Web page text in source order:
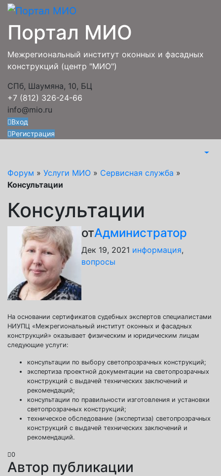
Перейти
содержимому
Портал МИО
Межрегиональный институт оконных и фасадных
конструкций (центр "МИО")
СПб, Шаумяна, 10, БЦ
+7 (812) 326-24-66
info@mio.ru
Вход
Регистрация
Форум » Услуги МИО » Сервисная служба »
Консультации
Консультации
отАдминистратор
Дек 19, 2021 информация,
вопросы
На основании сертификатов судебных экспертов специалистами
НИУПЦ «Межрегиональный институт оконных и фасадных
конструкций» оказывает физическим и юридическим лицам
следующие услуги:
консультации по выбору светопрозрачных конструкций;
экспертиза проектной документации на светопрозрачных
конструкций с выдачей технических заключений и
рекомендаций;
консультации по правильности изготовления и установки
светопрозрачных конструкций;
техническое обследование (экспертиза) светопрозрачных
конструкций с выдачей технических заключений и
рекомендаций.
0
Автор публикации